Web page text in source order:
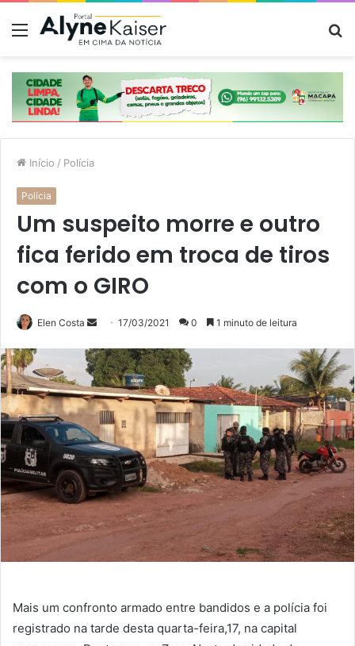
Menu
Início / Polícia
Polícia
Um suspeito morre e outro
fica ferido em troca de tiros
com o GIRO
Elen Costa
Mande
e-
mail
17/03/2021 0 1 minuto de leitura
Mais um confronto armado entre bandidos e a polícia foi
registrado na tarde desta quarta-feira,17, na capital